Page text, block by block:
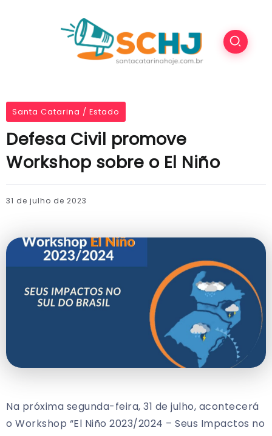
Santa Catarina / Estado
Defesa Civil promove
Workshop sobre o El Niño
31 de julho de 2023
Na próxima segunda-feira, 31 de julho, acontecerá
o Workshop “El Niño 2023/2024 – Seus Impactos no